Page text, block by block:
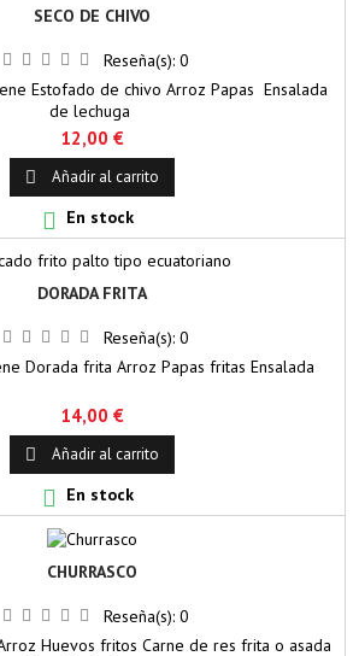
SECO DE CHIVO
Reseña(s): 0
Estofado de chivo Arroz Papas Ensalada
de lechuga
12,00 €
 Añadir al carrito
 En stock
DORADA FRITA
Reseña(s): 0
Dorada frita Arroz Papas fritas Ensalada
14,00 €
 Añadir al carrito
 En stock
CHURRASCO
Reseña(s): 0
Huevos fritos Carne de res frita o asada